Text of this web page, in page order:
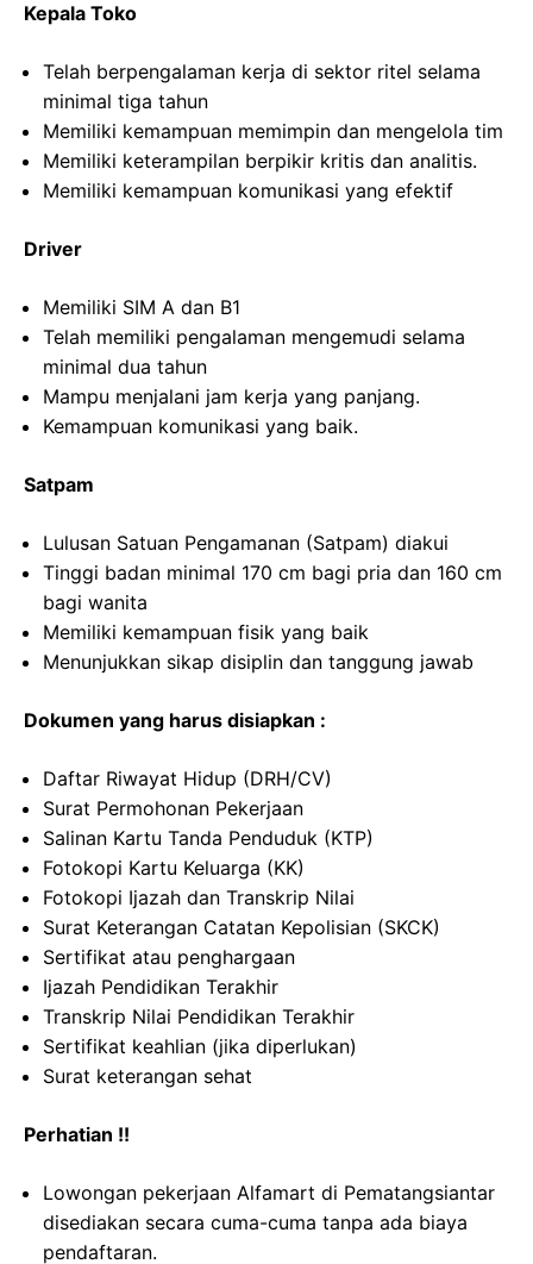
Kepala Toko
Telah berpengalaman kerja di sektor ritel selama
minimal tiga tahun
Memiliki kemampuan memimpin dan mengelola tim
Memiliki keterampilan berpikir kritis dan analitis.
Memiliki kemampuan komunikasi yang efektif
Driver
Memiliki SIM A dan B1
Telah memiliki pengalaman mengemudi selama
minimal dua tahun
Mampu menjalani jam kerja yang panjang.
Kemampuan komunikasi yang baik.
Satpam
Lulusan Satuan Pengamanan (Satpam) diakui
Tinggi badan minimal 170 cm bagi pria dan 160 cm
bagi wanita
Memiliki kemampuan fisik yang baik
Menunjukkan sikap disiplin dan tanggung jawab
Dokumen yang harus disiapkan :
Daftar Riwayat Hidup (DRH/CV)
Surat Permohonan Pekerjaan
Salinan Kartu Tanda Penduduk (KTP)
Fotokopi Kartu Keluarga (KK)
Fotokopi Ijazah dan Transkrip Nilai
Surat Keterangan Catatan Kepolisian (SKCK)
Sertifikat atau penghargaan
Ijazah Pendidikan Terakhir
Transkrip Nilai Pendidikan Terakhir
Sertifikat keahlian (jika diperlukan)
Surat keterangan sehat
Perhatian !!
Lowongan pekerjaan Alfamart di Pematangsiantar
disediakan secara cuma-cuma tanpa ada biaya
pendaftaran.